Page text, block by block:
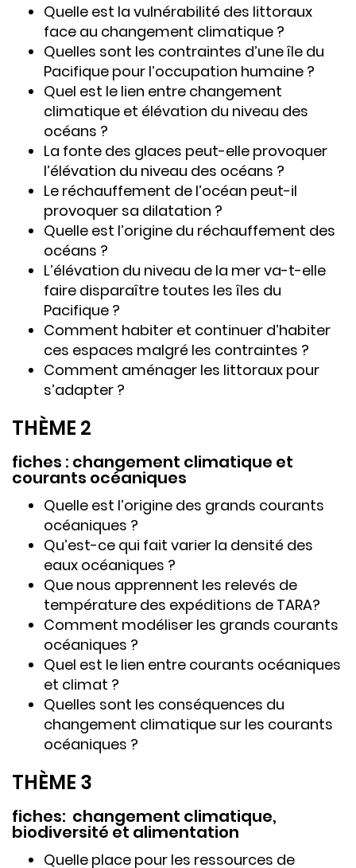
Quelle est la vulnérabilité des littoraux
face au changement climatique ?
Quelles sont les contraintes d’une île du
Pacifique pour l’occupation humaine ?
Quel est le lien entre changement
climatique et élévation du niveau des
océans ?
La fonte des glaces peut-elle provoquer
l’élévation du niveau des océans ?
Le réchauffement de l’océan peut-il
provoquer sa dilatation ?
Quelle est l’origine du réchauffement des
océans ?
L’élévation du niveau de la mer va-t-elle
faire disparaître toutes les îles du
Pacifique ?
Comment habiter et continuer d’habiter
ces espaces malgré les contraintes ?
Comment aménager les littoraux pour
s’adapter ?
THÈME 2
fiches : changement climatique et
courants océaniques
Quelle est l’origine des grands courants
océaniques ?
Qu’est-ce qui fait varier la densité des
eaux océaniques ?
Que nous apprennent les relevés de
température des expéditions de TARA?
Comment modéliser les grands courants
océaniques ?
Quel est le lien entre courants océaniques
et climat ?
Quelles sont les conséquences du
changement climatique sur les courants
océaniques ?
THÈME 3
fiches: changement climatique,
biodiversité et alimentation
Quelle place pour les ressources de